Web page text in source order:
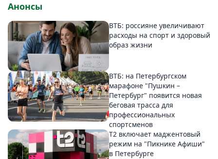
Анонсы
ВТБ: россияне увеличивают
расходы на спорт и здоровый
образ жизни
ВТБ: на Петербургском
марафоне "Пушкин –
Петербург" появится новая
беговая трасса для
профессиональных
спортсменов
Т2 включает маджентовый
режим на "Пикнике Афиши"
в Петербурге